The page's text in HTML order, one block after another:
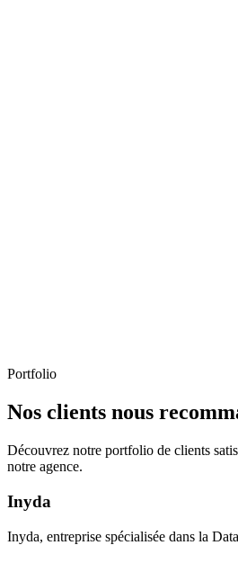
Portfolio
Nos clients nous
Découvrez notre portfolio de clients
notre agence.
Inyda
Inyda, entreprise spécialisée dans la